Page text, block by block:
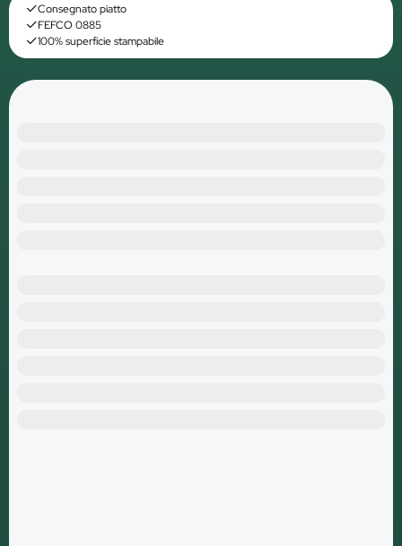
Consegnato piatto
FEFCO 0885
100% superficie stampabile